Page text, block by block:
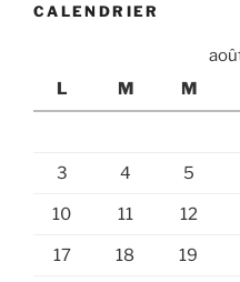
CALENDRIER
L
M M
3 4 5
10 11 12
17 18 19